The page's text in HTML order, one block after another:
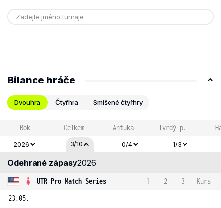
Bilance hráče
Dvouhra Čtyřhra Smíšené čtyřhry
Rok Celkem Antuka Tvrdý p.
2026 3/10 0/4 1/3
Odehrané zápasy2026
UTR Pro Match Series 1 2 3
Kurs
23.05.